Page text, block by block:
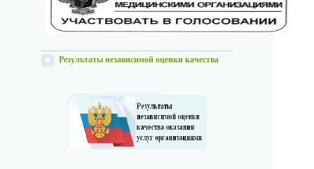
Результаты независимой оценки качества